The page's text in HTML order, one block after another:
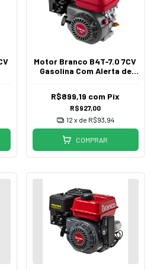
Motor Branco B4T-7.0 7CV
Gasolina Com Alerta de
R$927,00
R$899,19 com Pix
12 x de R$93,94
COMPRAR